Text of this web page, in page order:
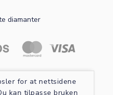
for at nettsidene
kan tilpasse bruken
diamanter
betaling